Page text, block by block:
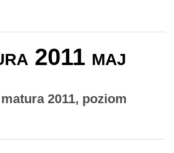
2011 maj
2011, poziom